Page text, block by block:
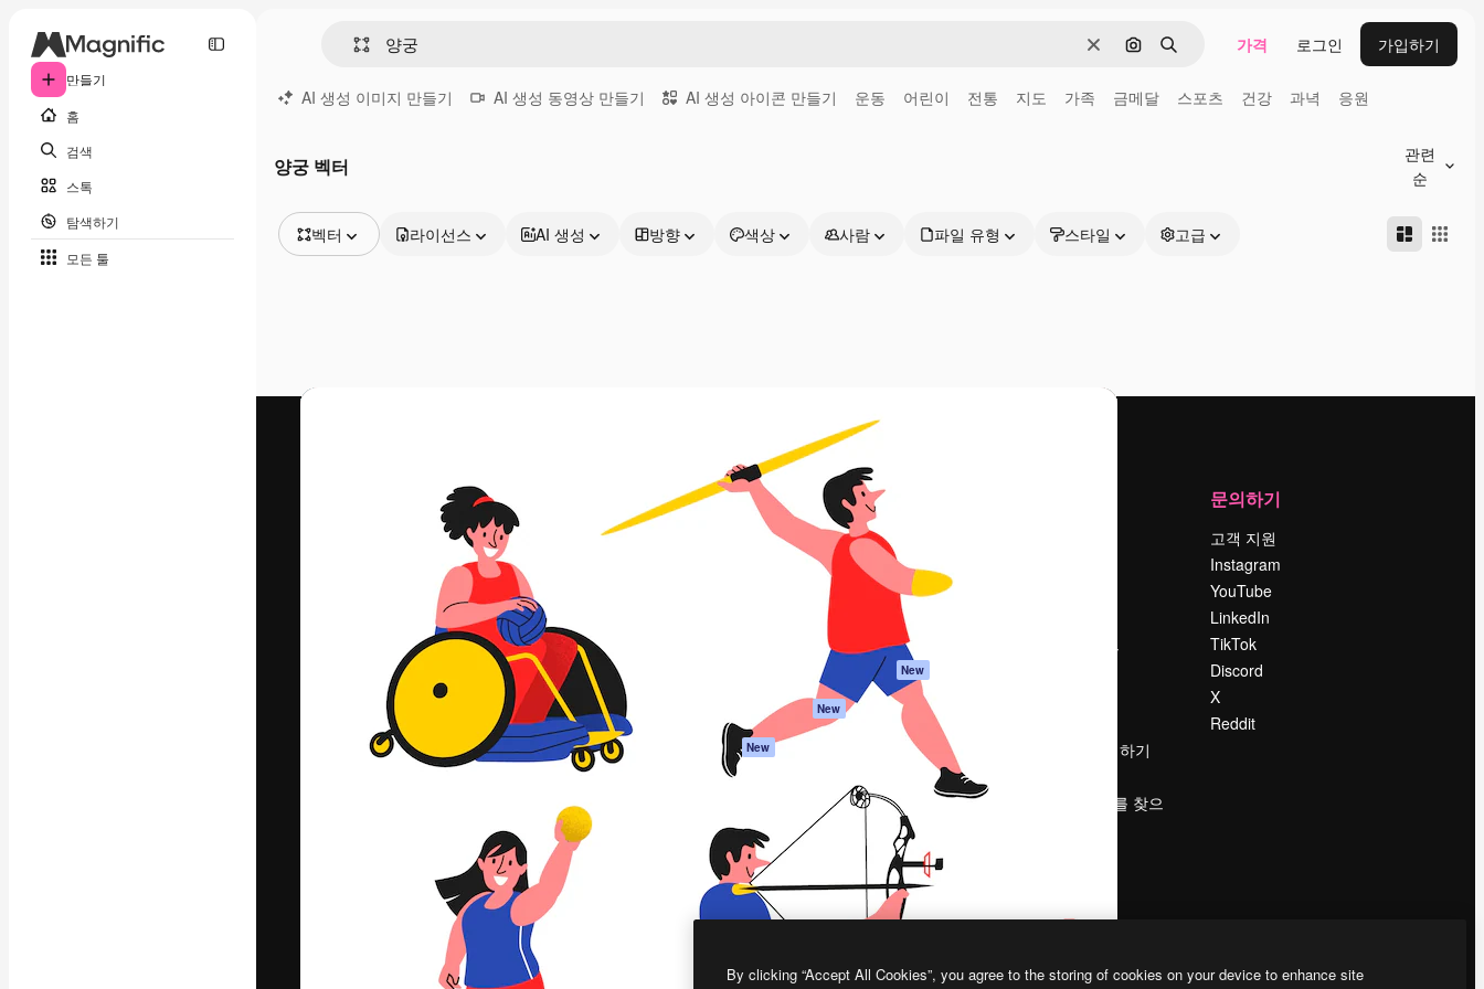
만들기
홈
검색
스톡
탐색하기
모든 툴
지우기이미지로 검색
검색 가격 로그인 가입하기
AI 생성 이미지 만들기 AI 생성 동영상 만들기 AI 생성 아이콘 만들기 운동 어린이 전통 지도 가족 금메달 스포츠 건강 과녁 응원
양궁 벡터
관련
순
벡터
동영상
라이선스 AI 생성 방향 색상 사람 파일 유형 스타일 고급
최고의 결과물을 이끌어내는 크리에이티브
플랫폼. 크리에이터, 엔터프라이즈, 에이전시,
스튜디오를 아우르는 100만 명 이상의 구독
한국어
프로덕트
AI 텍스트 음성 변환
Claude/ChatGPT
용 MCP
New
Agents New
모든 Magnific 툴
시작하기
Academy
문서
지원
이용 약관
개인정보 보호 정책
원본
New
쿠키 정책
Trust Center
제휴 파트너
검색 트렌드
콘텐츠 판매하기
magnific.ai를 찾으
문의하기
고객 지원
Instagram
YouTube
LinkedIn
TikTok
Discord
X
Reddit
Copyright © 2010- 2026Freepik Company S.L.U. 모든 권리는 보호 받습니다.
By clicking “Accept All Cookies”, you agree to the storing of cookies on your device to enhance site